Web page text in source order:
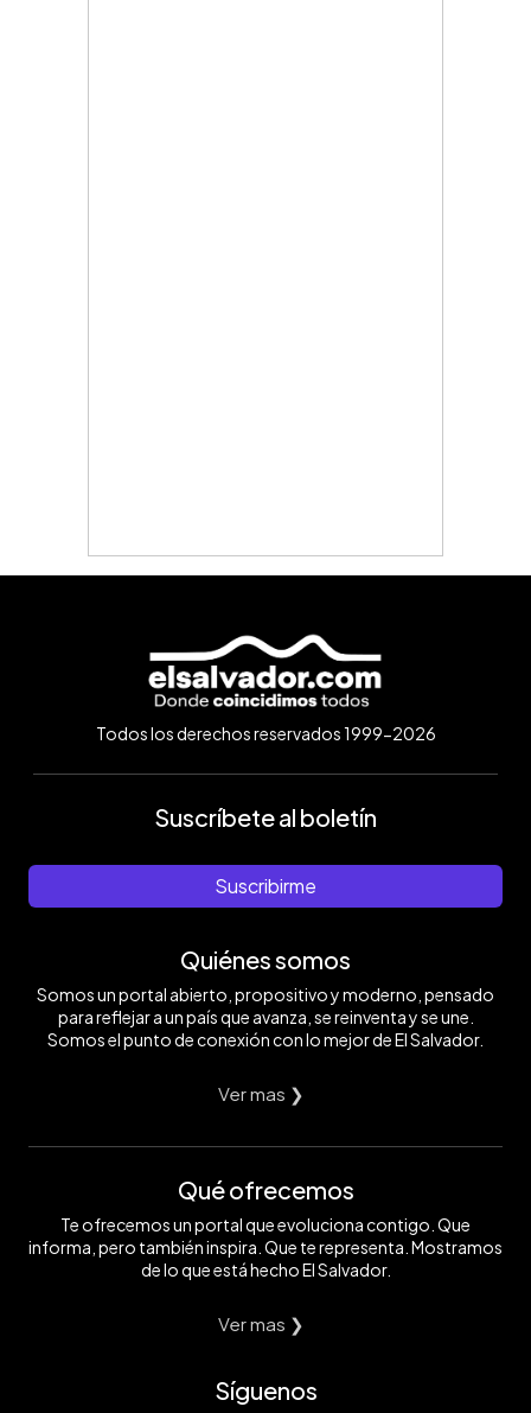
Todos los derechos reservados 1999-2026
Suscríbete al boletín
Suscribirme
Quiénes somos
Somos un portal abierto, propositivo y moderno, pensado
para reflejar a un país que avanza, se reinventa y se une.
Somos el punto de conexión con lo mejor de El Salvador.
Ver mas ❯
Qué ofrecemos
Te ofrecemos un portal que evoluciona contigo. Que
informa, pero también inspira. Que te representa. Mostramos
de lo que está hecho El Salvador.
Ver mas ❯
Síguenos